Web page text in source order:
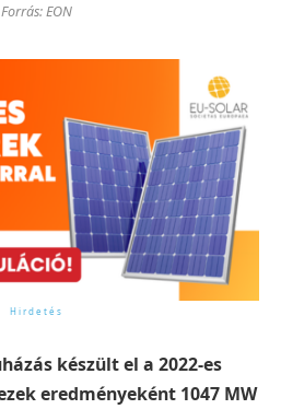
Forrás: EON
készült el a 2022-es
eredményeként 1047 MW